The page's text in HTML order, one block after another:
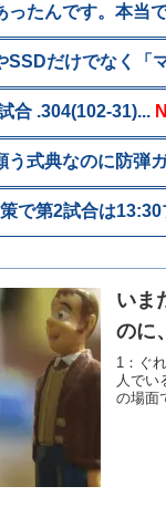
ったんです。本当
SSDだけでなく「
合 .304(102-31)...
う式典なのに防弾
で第2試合は
いま
のに
1：ぐ
人でい
の場面